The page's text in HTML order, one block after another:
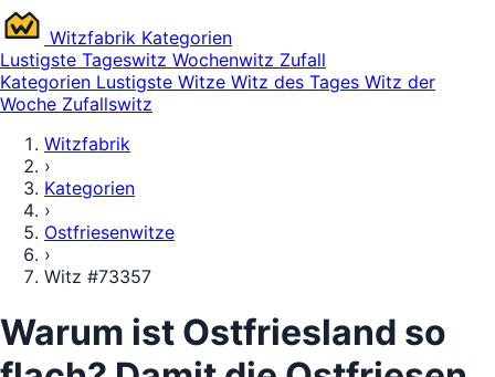
Witzfabrik Kategorien
Lustigste Tageswitz Wochenwitz Zufall
Kategorien Lustigste Witze Witz des Tages Witz der
Woche Zufallswitz
Witzfabrik
›
Kategorien
›
Ostfriesenwitze
›
Witz #73357
Warum ist Ostfriesland so